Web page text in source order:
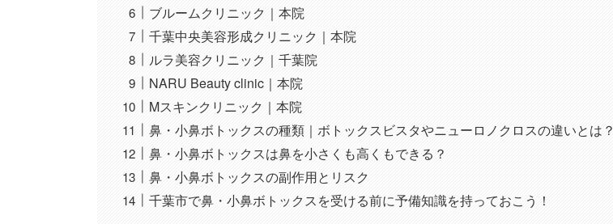
ブルームクリニック｜本院
千葉中央美容形成クリニック｜本院
ルラ美容クリニック｜千葉院
NARU Beauty clinic｜本院
Mスキンクリニック｜本院
鼻・小鼻ボトックスの種類｜ボトックスビスタやニューロノクロスの違いとは？
鼻・小鼻ボトックスは鼻を小さくも高くもできる？
鼻・小鼻ボトックスの副作用とリスク
千葉市で鼻・小鼻ボトックスを受ける前に予備知識を持っておこう！